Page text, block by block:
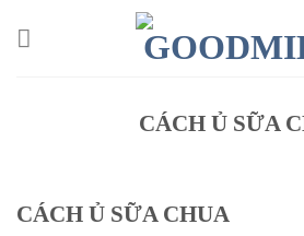
CÁCH Ủ SỮA
CÁCH Ủ SỮA CHUA